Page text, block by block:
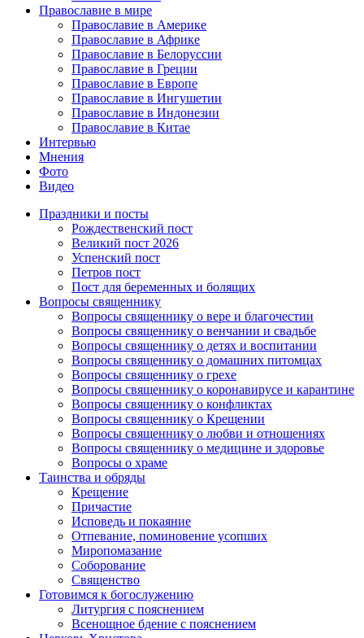
Православие в мире
Православие в Америке
Православие в Африке
Православие в Белоруссии
Православие в Греции
Православие в Европе
Православие в Ингушетии
Православие в Индонезии
Православие в Китае
Интервью
Мнения
Фото
Видео
Праздники и посты
Рождественский пост
Великий пост 2026
Успенский пост
Петров пост
Пост для беременных и болящих
Вопросы священнику
Вопросы священнику о вере и благочестии
Вопросы священнику о венчании и свадьбе
Вопросы священнику о детях и воспитании
Вопросы священнику о домашних питомцах
Вопросы священнику о грехе
Вопросы священнику о коронавирусе и карантине
Вопросы священнику о конфликтах
Вопросы священнику о Крещении
Вопросы священнику о любви и отношениях
Вопросы священнику о медицине и здоровье
Вопросы о храме
Таинства и обряды
Крещение
Причастие
Исповедь и покаяние
Отпевание, поминовение усопших
Миропомазание
Соборование
Священство
Готовимся к богослужению
Литургия с пояснением
Всенощное бдение с пояснением